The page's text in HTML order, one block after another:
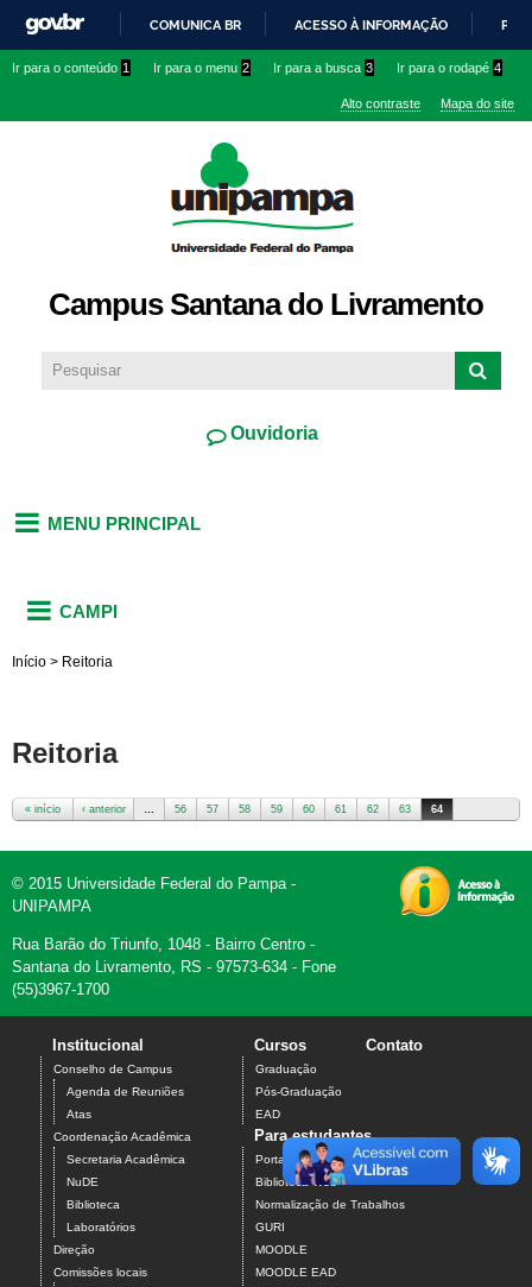
conteúdo
IR
O
COMUNICA BR ACESSO À INFORMAÇÃO
Ir para o conteúdo 1 Ir para o menu 2 Ir para a busca 3 Ir para o rodapé 4
Alto contraste Mapa do site
Campus Santana do Livramento
Ouvidoria
MENU PRINCIPAL
CAMPI
Início > Reitoria
Reitoria
« início ‹ anterior … 56 57 58 59 60 61 62 63 64
© 2015 Universidade Federal do Pampa -
UNIPAMPA
Rua Barão do Triunfo, 1048 - Bairro Centro -
Santana do Livramento, RS - 97573-634 - Fone
(55)3967-1700
Institucional
Conselho de Campus
Agenda de Reuniões
Atas
Coordenação Acadêmica
Secretaria Acadêmica
NuDE
Biblioteca
Laboratórios
Direção
Comissões locais
Cursos
Graduação
Pós-Graduação
EAD
Contato
Para estudantes
Portal do Aluno
Biblioteca Web
Normalização de Trabalhos
GURI
MOODLE
MOODLE EAD